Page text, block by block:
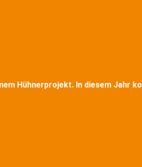
Hühnerprojekt. In diesem Jahr